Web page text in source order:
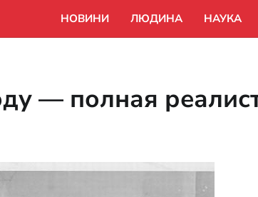
НОВИНИ ЛЮДИНА НАУКА
— полная